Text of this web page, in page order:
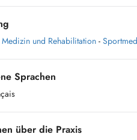
Medizin und Rehabilitation -
Sprachen
über die Praxis